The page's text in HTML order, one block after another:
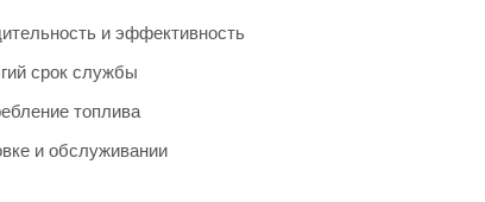
и эффективность
срок службы
топлива
и обслуживании